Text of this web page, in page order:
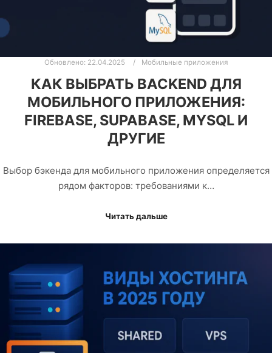
Обновлено: 22.04.2025 Мобильные приложения
КАК ВЫБРАТЬ BACKEND ДЛЯ
МОБИЛЬНОГО ПРИЛОЖЕНИЯ:
FIREBASE, SUPABASE, MYSQL И
ДРУГИЕ
Выбор бэкенда для мобильного приложения определяется
рядом факторов: требованиями к…
Читать дальше